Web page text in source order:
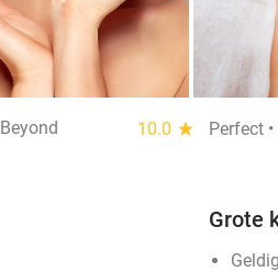
10.0 star
Perfect
Grote